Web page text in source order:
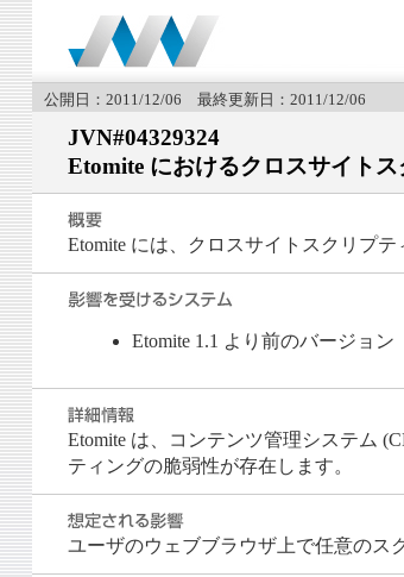
公開日：2011/12/06 最終更新日：2011/12/06
JVN#04329324
Etomite におけるクロスサイト
Etomite には、クロスサイトスクリプテ
Etomite 1.1 より前のバージョン
Etomite は、コンテンツ管理システム
ティングの脆弱性が存在します。
ユーザのウェブブラウザ上で任意のス